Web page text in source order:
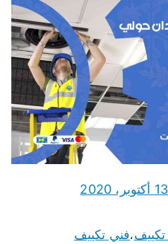
13 أكتوبر، 2020
،فني تكييف